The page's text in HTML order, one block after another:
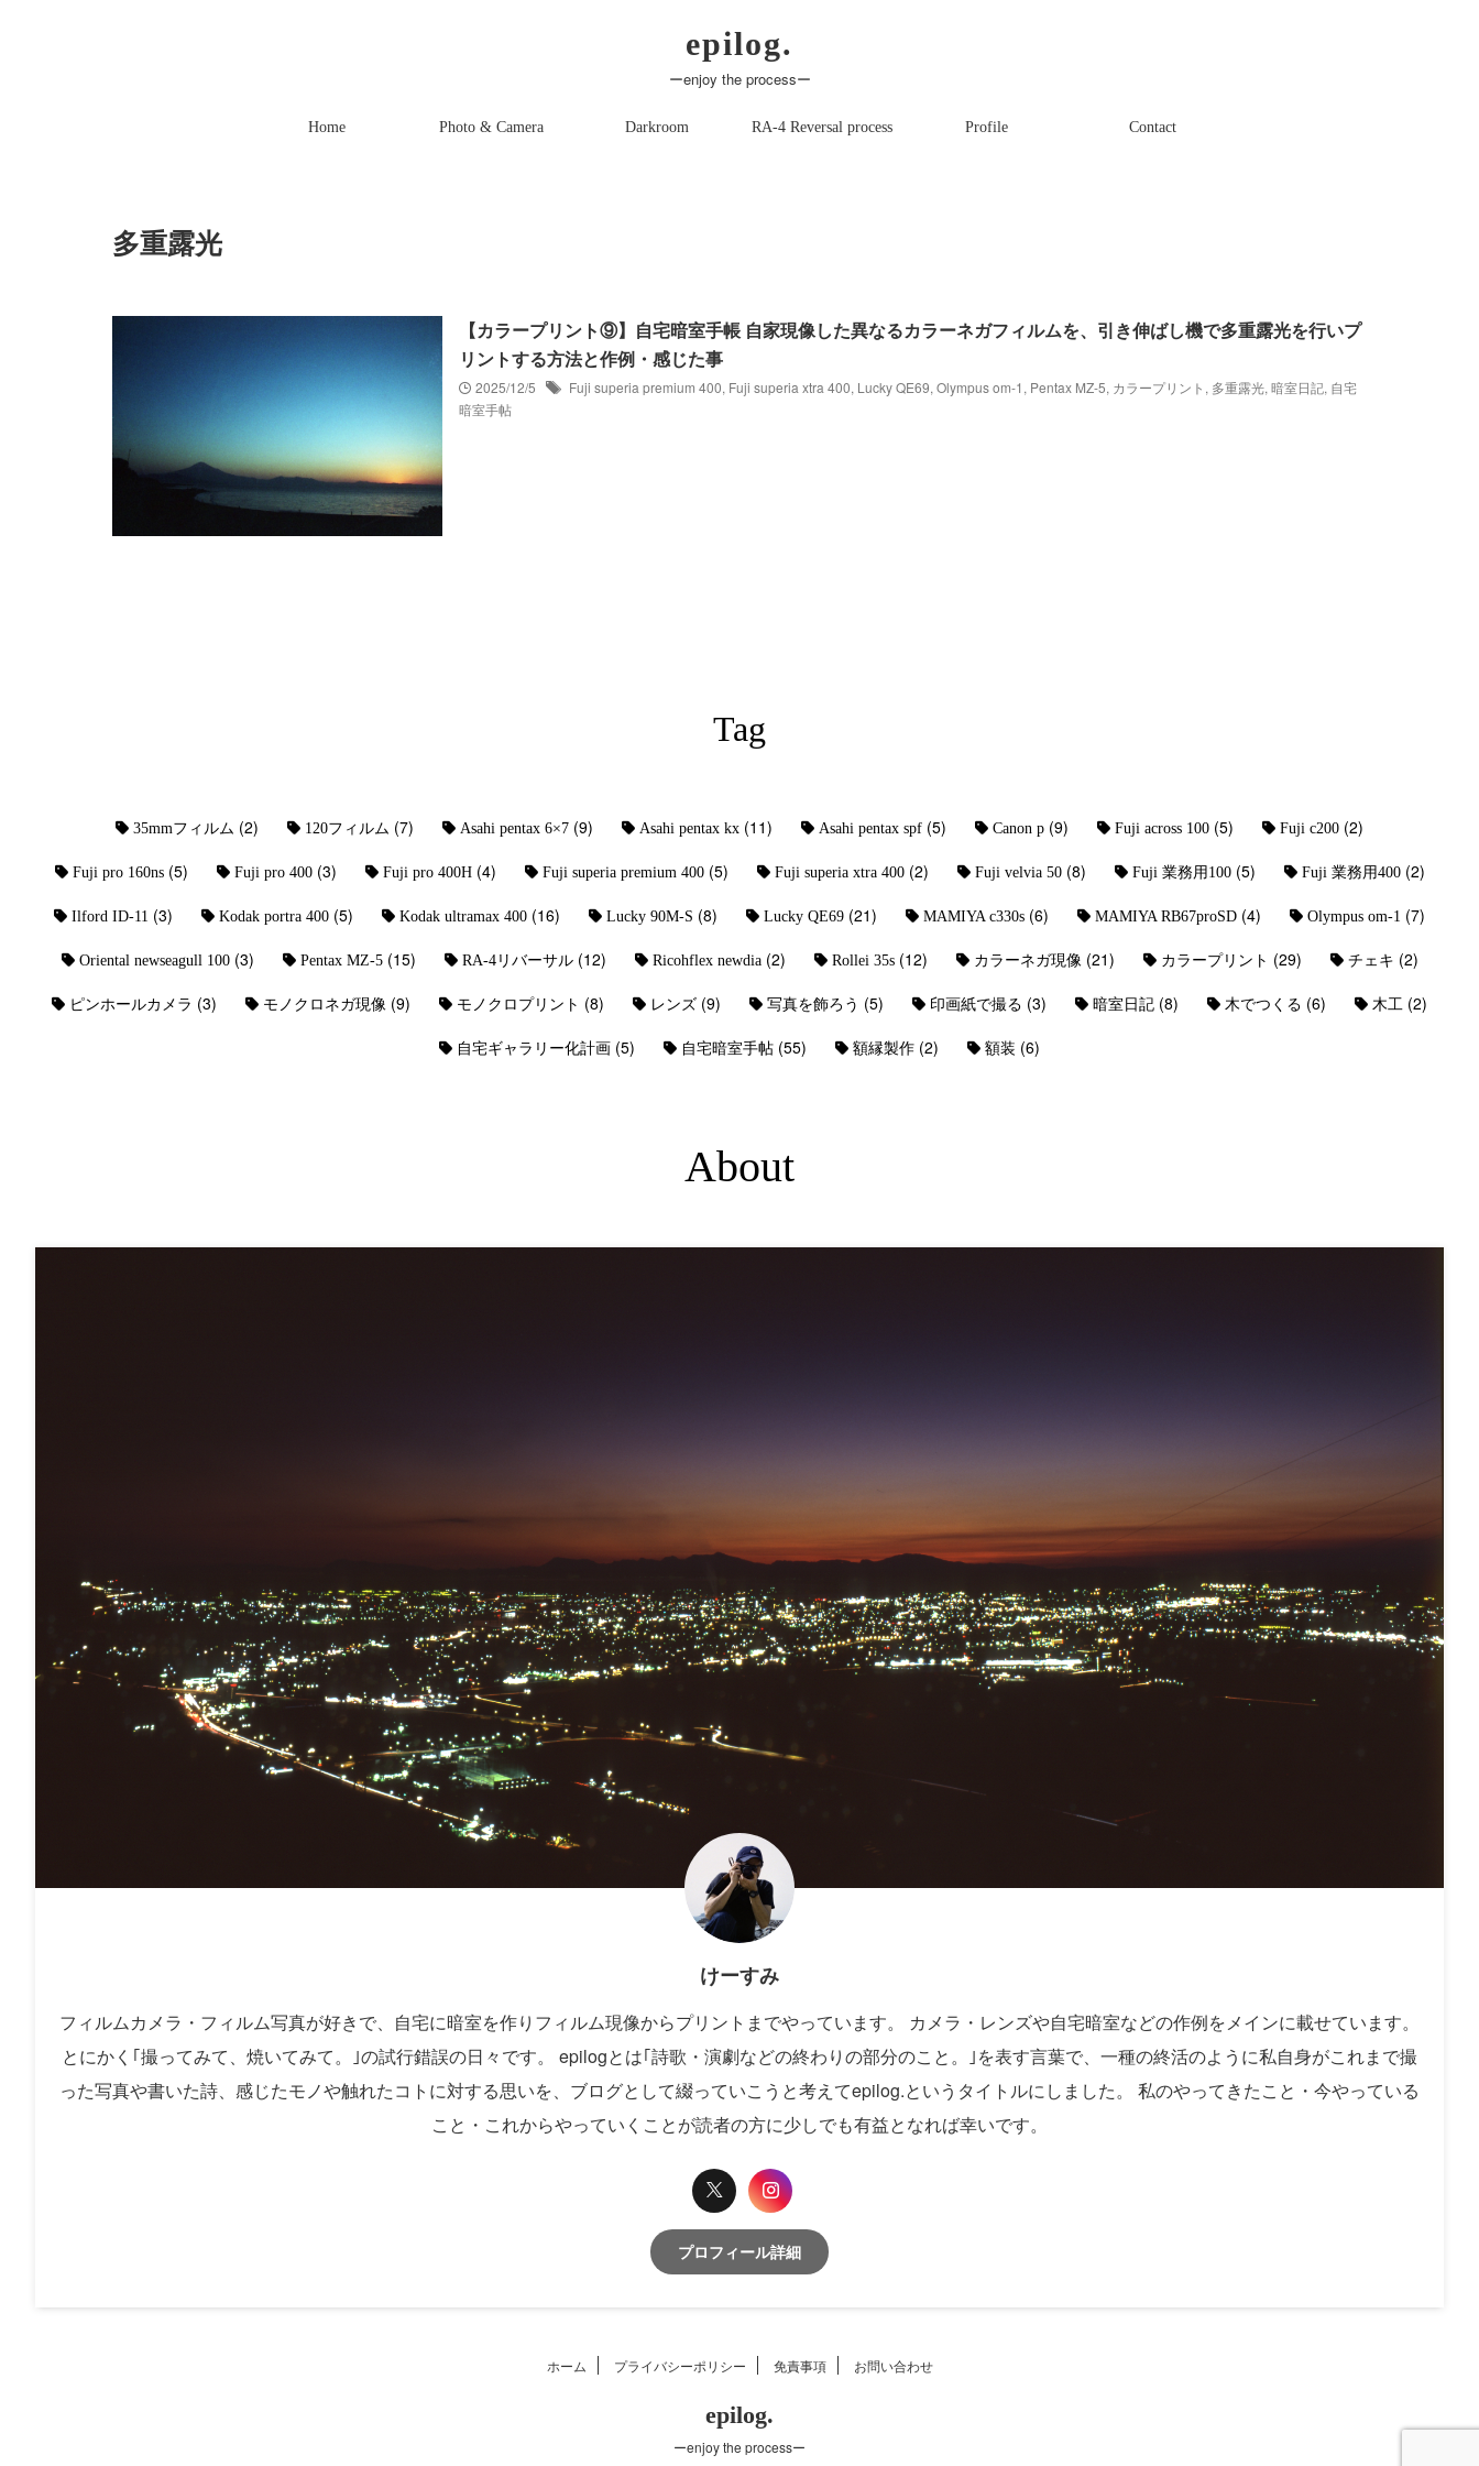
epilog.
ーenjoy the processー
Home Photo & Camera Darkroom RA-4 Reversal process Profile Contact
多重露光
【カラープリント⑨】自宅暗室手帳 自家現像した異なるカラーネガフィルムを、引き伸ばし機で多重露光を行いプ
リントする方法と作例・感じた事
2025/12/5 Fuji superia premium 400, Fuji superia xtra 400, Lucky QE69, Olympus om-1 , Pentax MZ-5, カラープリント , 多重露光, 暗室日記, 自宅
暗室手帖
Tag
35mmフィルム (2) 120フィルム (7) Asahi pentax 6×7 (9) Asahi pentax kx (11) Asahi pentax spf (5) Canon p (9) Fuji across 100 (5) Fuji c200 (2)
Fuji pro 160ns(5) Fuji pro 400(3) Fuji pro 400H(4) Fuji superia premium 400(5) Fuji superia xtra 400(2) Fuji velvia 50(8) Fuji 業務用100(5) Fuji 業務用400(2)
Ilford ID-11 (3) Kodak portra 400 (5) Kodak ultramax 400 (16) Lucky 90M-S (8) Lucky QE69 (21) MAMIYA c330s (6) MAMIYA RB67proSD (4) Olympus om-1 (7)
Oriental newseagull 100(3) Pentax MZ-5(15) RA-4リバーサル(12) Ricohflex newdia(2) Rollei 35s(12) カラーネガ現像 (21) カラープリント (29) チェキ (2)
ピンホールカメラ (3) モノクロネガ現像 (9) モノクロプリント (8) レンズ (9) 写真を飾ろう (5) 印画紙で撮る (3) 暗室日記 (8) 木でつくる (6) 木工 (2)
自宅ギャラリー化計画 (5) 自宅暗室手帖 (55) 額縁製作 (2) 額装 (6)
About
けーすみ
フィルムカメラ・フィルム写真が好きで、自宅に暗室を作りフィルム現像からプリントまでやっています。 カメラ・レンズや自宅暗室などの作例をメインに載せています。
とにかく｢撮ってみて、焼いてみて。｣の試行錯誤の日々です。 epilogとは｢詩歌・演劇などの終わりの部分のこと。｣を表す言葉で、一種の終活のように私自身がこれまで撮
った写真や書いた詩、感じたモノや触れたコトに対する思いを、ブログとして綴っていこうと考えてepilog.というタイトルにしました。 私のやってきたこと・今やっている
こと・これからやっていくことが読者の方に少しでも有益となれば幸いです。
プロフィール詳細
ホーム プライバシーポリシー 免責事項 お問い合わせ
epilog.
ーenjoy the processー